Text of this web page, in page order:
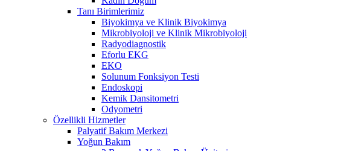
Tanı Birimlerimiz
Biyokimya ve Klinik Biyokimya
Mikrobiyoloji ve Klinik Mikrobiyoloji
Radyodiagnostik
Eforlu EKG
EKO
Solunum Fonksiyon Testi
Endoskopi
Kemik Dansitometri
Odyometri
Özellikli Hizmetler
Palyatif Bakım Merkezi
Yoğun Bakım